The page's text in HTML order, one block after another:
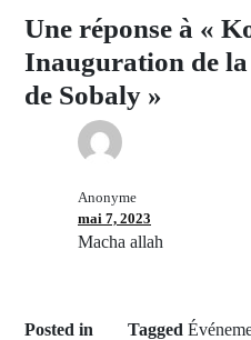
Une réponse à «
Inauguration de la
de Sobaly »
Anonyme
mai 7, 2023
Macha allah
Posted in
Tagged